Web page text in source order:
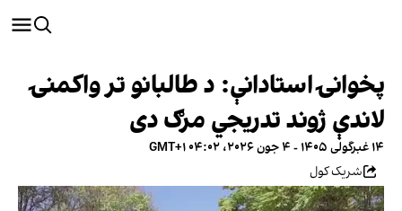
پخوانۍ استادانې: د طالبانو تر واکمنۍ
لاندې ژوند تدریجي مرګ دی
۱۴ غبرگولی ۱۴۰۵ - ۴ جون ۲۰۲۶، ۰۴:۰۲ GMT+۱
شریک کول